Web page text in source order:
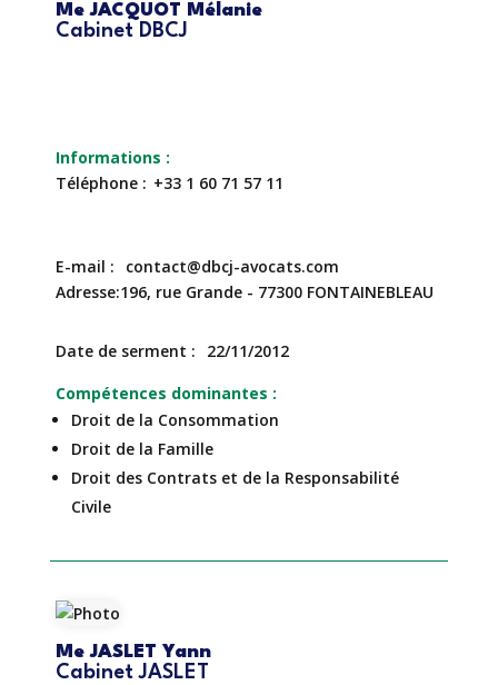
Me JACQUOT Mélanie
Cabinet DBCJ
Compétences dominantes
Droit de la Consommation
Droit de la Famille
Droit des Contrats et de la Responsabilité
Civile
Téléphone +33 1 60 71 57 11
E-mail contact@dbcj-avocats.com
Date de serment 22/11/2012
Adresse 196, rue Grande - 77300 FONTAINEBLEAU
Me JASLET Yann
Cabinet JASLET